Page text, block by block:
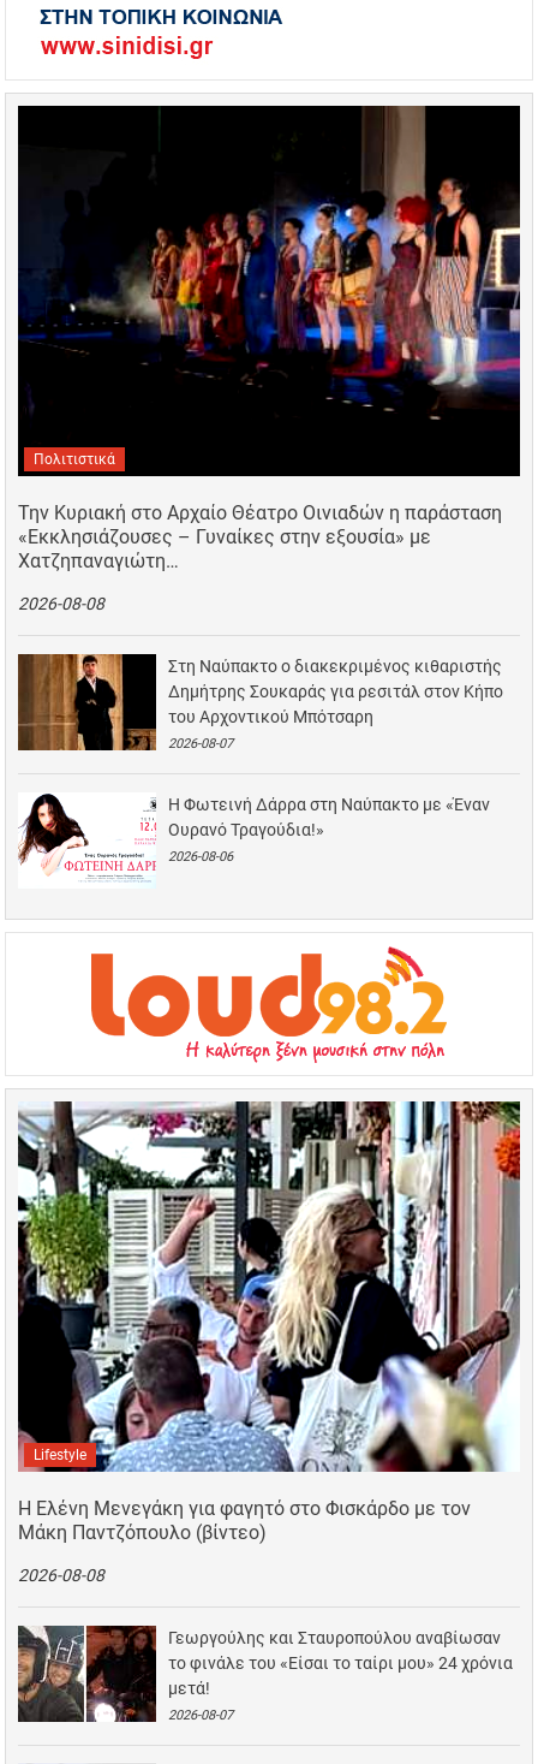
Πολιτιστικά
Την Κυριακή στο Αρχαίο Θέατρο Οινιαδών η παράσταση
«Εκκλησιάζουσες – Γυναίκες στην εξουσία» με
Χατζηπαναγιώτη…
2026-08-08
Στη Ναύπακτο ο διακεκριμένος κιθαριστής
Δημήτρης Σουκαράς για ρεσιτάλ στον Κήπο
του Αρχοντικού Μπότσαρη
2026-08-07
Η Φωτεινή Δάρρα στη Ναύπακτο με «Έναν
Ουρανό Τραγούδια!»
2026-08-06
Lifestyle
Η Ελένη Μενεγάκη για φαγητό στο Φισκάρδο με τον
Μάκη Παντζόπουλο (βίντεο)
2026-08-08
Γεωργούλης και Σταυροπούλου αναβίωσαν
το φινάλε του «Είσαι το ταίρι μου» 24 χρόνια
μετά!
2026-08-07